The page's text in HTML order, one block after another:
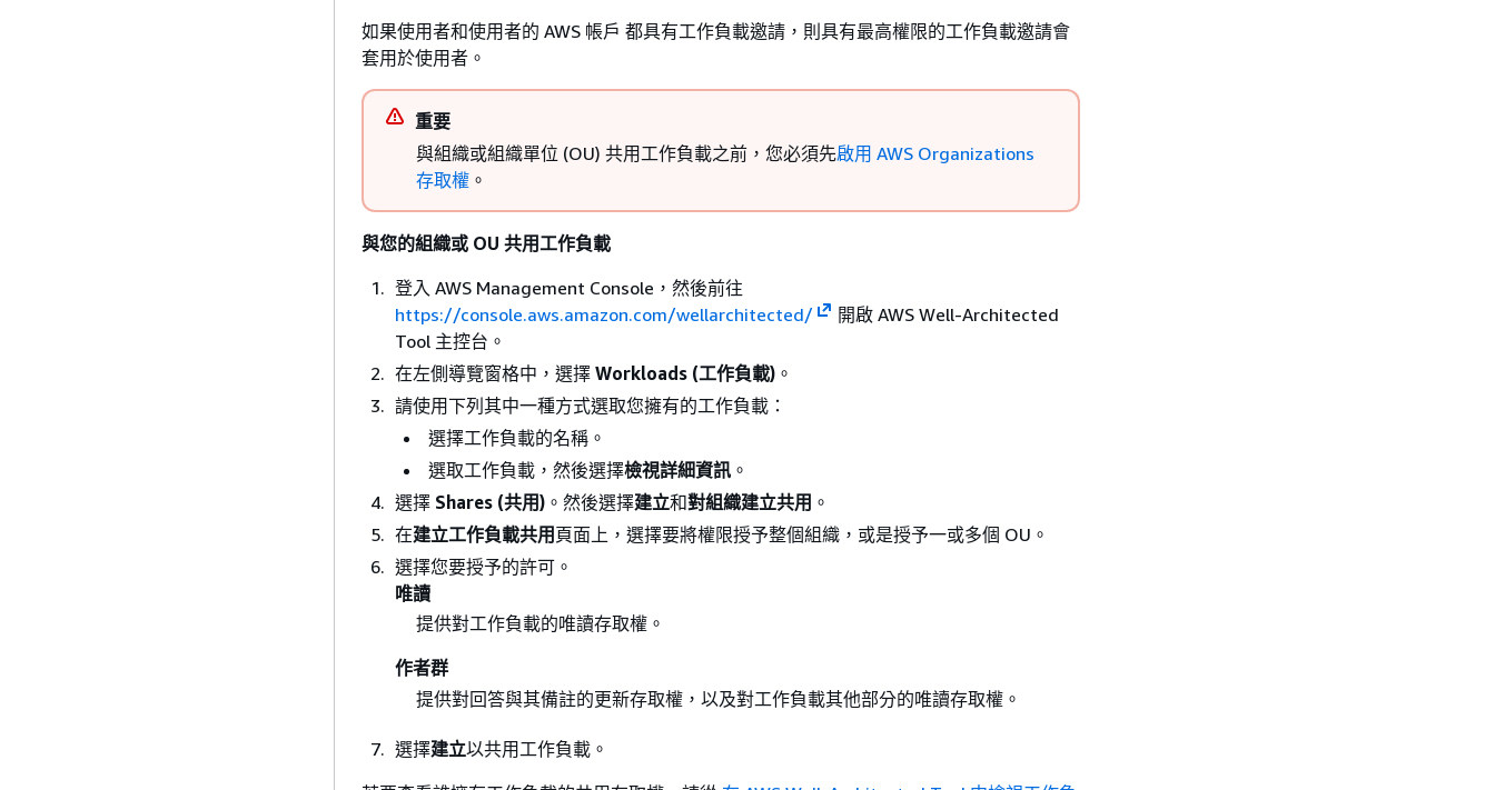
如果使用者和使用者的 AWS 帳戶 都具有工作負載邀請，則具有最高權限的工作負載邀請會
套用於使用者。
重要
與組織或組織單位 (OU) 共用工作負載之前，您必須先啟用 AWS Organizations
存取權 。
與您的組織或 OU 共用工作負載
登入 AWS Management Console，然後前往
https://console.aws.amazon.com/wellarchitected/
開啟 AWS Well-Architected
Tool 主控台。
在左側導覽窗格中，選擇 Workloads (工作負載) 。
請使用下列其中一種方式選取您擁有的工作負載：
選擇工作負載的名稱。
選取工作負載，然後選擇檢視詳細資訊 。
選擇 Shares (共用) 。然後選擇建立和對組織建立共用 。
在建立工作負載共用 頁面上，選擇要將權限授予整個組織，或是授予一或多個 OU。
選擇您要授予的許可。
唯讀
提供對工作負載的唯讀存取權。
作者群
提供對回答與其備註的更新存取權，以及對工作負載其他部分的唯讀存取權。
選擇建立以共用工作負載。